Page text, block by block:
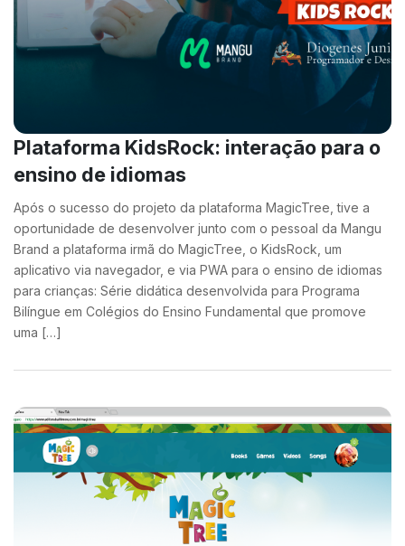
Plataforma KidsRock: interação para o
ensino de idiomas
Após o sucesso do projeto da plataforma MagicTree, tive a
oportunidade de desenvolver junto com o pessoal da Mangu
Brand a plataforma irmã do MagicTree, o KidsRock, um
aplicativo via navegador, e via PWA para o ensino de idiomas
para crianças: Série didática desenvolvida para Programa
Bilíngue em Colégios do Ensino Fundamental que promove
uma […]